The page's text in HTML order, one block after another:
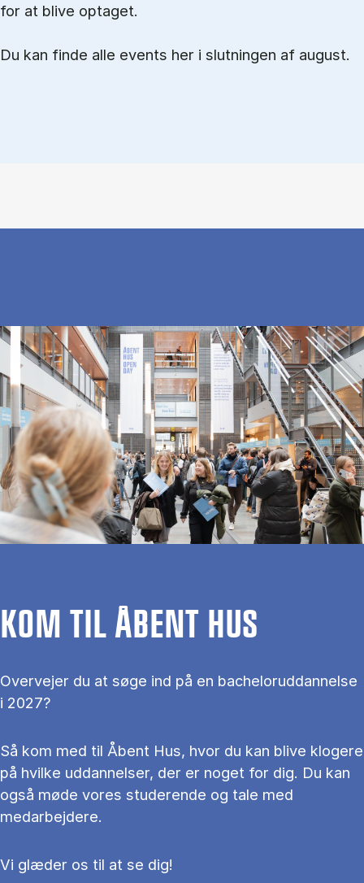
for at blive optaget.
Du kan finde alle events her i slutningen af august.
KOM TIL ÅBENT HUS
Overvejer du at søge ind på en bacheloruddannelse
i 2027?
Så kom med til Åbent Hus, hvor du kan blive klogere
på hvilke uddannelser, der er noget for dig. Du kan
også møde vores studerende og tale med
medarbejdere.
Vi glæder os til at se dig!